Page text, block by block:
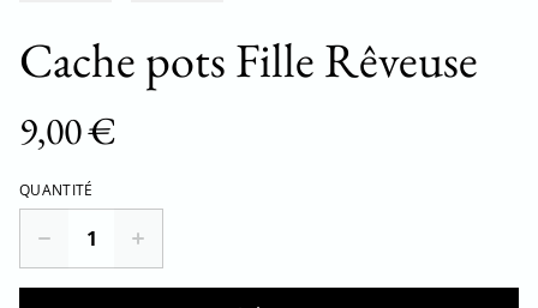
Cache pots Fille Rêveuse
9,00 €
QUANTITÉ